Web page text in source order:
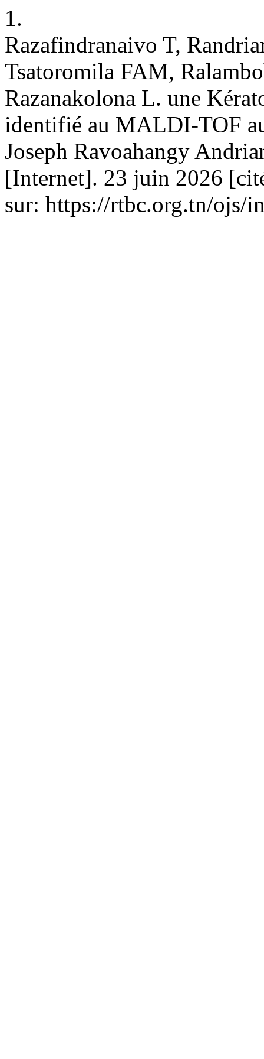
1.
Razafindranaivo T,
Tsatoromila FAM,
Razanakolona L. une
identifié au MALDI-TOF
Joseph Ravoahangy
[Internet]. 23 juin 2026
sur: https://rtbc.org.tn/ojs/